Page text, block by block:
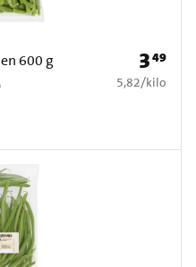
600 g Prijs: €
349
€ 5,82 per kilo
5,82/kilo